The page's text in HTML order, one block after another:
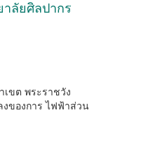
ลัยศิลปากร
ขต พระราชวัง
ของการ ไฟฟ้าส่วน